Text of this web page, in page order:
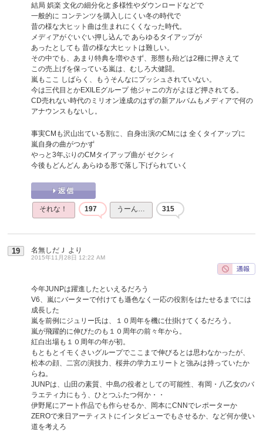
結局 娯楽 文化の細分化と多様性やダウンロードなどで
一般的に コンテンツを購入しにくい冬の時代で
昔の様な大ヒット曲は生まれにくくなった時代。
メディアがぐいぐい押し込んで あらゆるタイアップが
あったとしても 昔の様な大ヒットは難しい。
その中でも、あまり特典を増やさず、形態も殆どは2種に押さえて
この売上げを保っている嵐は、むしろ大健闘。
嵐もここ しばらく、もうそんなにプッシュされていない。
今は三代目とかEXILEグループ 他ジャニの方がよほど押されてる。
CD売れない時代のミリオン達成のはずの新アルバムもメディアで何の
アナウンスもないし。
事実CMも沢山出ている割に、自身出演のCMには 全くタイアップに
嵐自身の曲がつかず
やっと3年ぶりのCMタイアップ曲が ゼクシィ
今後もどんどん あらゆる形で落し下げられていく
それな！ 197 うーん… 315
19 名無しだＪ より
2015年11月28日 12:22 AM
今年JUNPは躍進したといえるだろう
V6、嵐にバーターで付けても遜色なく一応の役割をはたせるまでには
成長した
嵐を前例にジュリー氏は、１０周年を機に仕掛けてくるだろう。
嵐が飛躍的に伸びたのも１０周年の前々年から。
紅白出場も１０周年の年が初。
もともとイモくさいグループでここまで伸びるとは思わなかったが、
松本の顔、二宮の演技力、桜井の学力エリートと強みは持っていたか
らね。
JUNPは、山田の素質、中島の役者としての可能性、有岡・八乙女のバ
ラエティ力にもう、ひとつふたつ何か・・
伊野尾にアート作品でも作らせるか、岡本にCNNでレポーターか
ZEROで来日アーティストにインタビューでもさせるか、など何か使い
道を考えろ